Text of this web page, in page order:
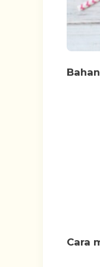
Cara